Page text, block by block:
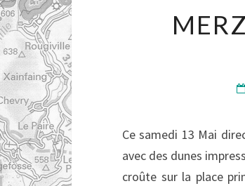
Ce samedi 13 Mai
avec des dunes
croûte sur la place